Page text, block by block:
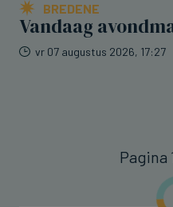
BREDENE
Vandaag
vr 07 augustus 2026, 17:27
Pagina